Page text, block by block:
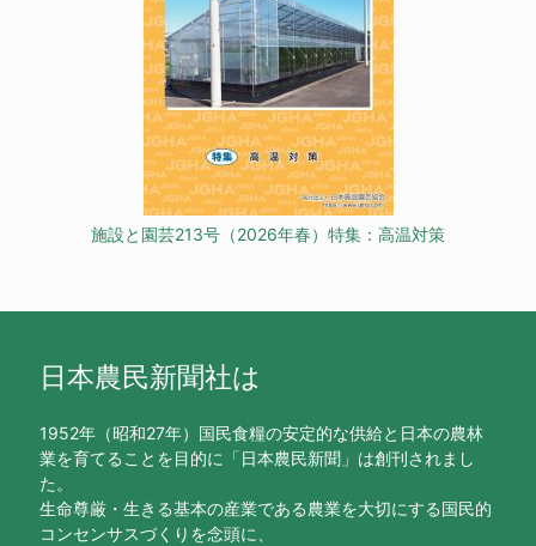
施設と園芸213号（2026年春）特集：高温対策
日本農民新聞社は
1952年（昭和27年）国民食糧の安定的な供給と日本の農林
業を育てることを目的に「日本農民新聞」は創刊されまし
た。
生命尊厳・生きる基本の産業である農業を大切にする国民的
コンセンサスづくりを念頭に、